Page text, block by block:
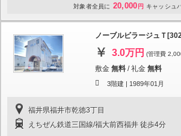
対象者全員に 20,000 円 キャッシュ
ノーブルビラージュＴ
3.0万円 (管理費
敷金 無料 /礼金 無料
3階建 | 1989年01月
福井県福井市乾徳3丁目
えちぜん鉄道三国線/福大前西福井 徒歩4分